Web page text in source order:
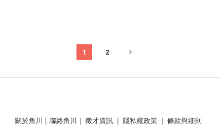
1 2
關於角川 ｜ 聯絡角川 ｜ 徵才資訊 ｜ 隱私權政策 ｜ 條款與細則